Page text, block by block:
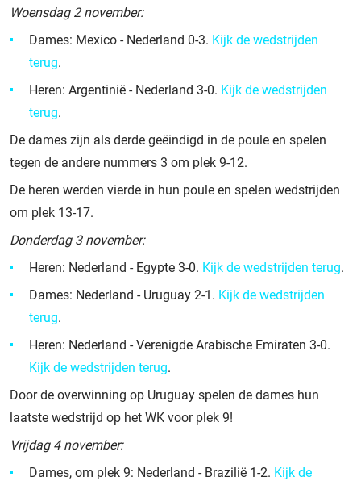
Woensdag 2 november:
Dames: Mexico - Nederland 0-3. Kijk de wedstrijden
terug.
Heren: Argentinië - Nederland 3-0. Kijk de wedstrijden
terug.
De dames zijn als derde geëindigd in de poule en spelen
tegen de andere nummers 3 om plek 9-12.
De heren werden vierde in hun poule en spelen wedstrijden
om plek 13-17.
Donderdag 3 november:
Heren: Nederland - Egypte 3-0. Kijk de wedstrijden terug.
Dames: Nederland - Uruguay 2-1. Kijk de wedstrijden
terug.
Heren: Nederland - Verenigde Arabische Emiraten 3-0.
Kijk de wedstrijden terug.
Door de overwinning op Uruguay spelen de dames hun
laatste wedstrijd op het WK voor plek 9!
Vrijdag 4 november:
Dames, om plek 9: Nederland - Brazilië 1-2. Kijk de